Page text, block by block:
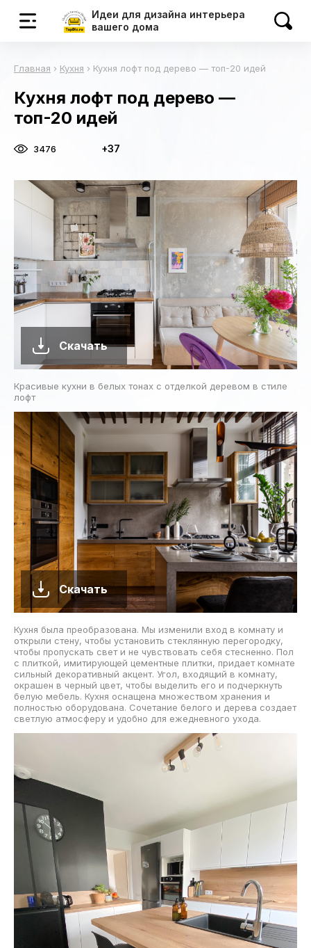
Идеи для дизайна интерьера
вашего дома
Главная › Кухня › Кухня лофт под дерево — топ-20 идей
Кухня лофт под дерево —
топ-20 идей
3476 +37
Скачать
Красивые кухни в белых тонах с отделкой деревом в стиле
лофт
Скачать
Кухня была преобразована. Мы изменили вход в комнату и
открыли стену, чтобы установить стеклянную перегородку,
чтобы пропускать свет и не чувствовать себя стесненно. Пол
с плиткой, имитирующей цементные плитки, придает комнате
сильный декоративный акцент. Угол, входящий в комнату,
окрашен в черный цвет, чтобы выделить его и подчеркнуть
белую мебель. Кухня оснащена множеством хранения и
полностью оборудована. Сочетание белого и дерева создает
светлую атмосферу и удобно для ежедневного ухода.